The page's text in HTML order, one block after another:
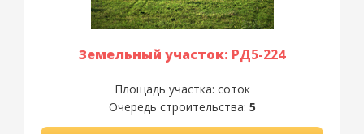
Земельный участок: РД5-224
Площадь участка: соток
Очередь строительства: 5